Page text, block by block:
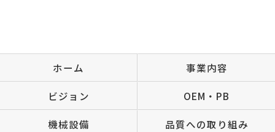
ホーム 事業内容
ビジョン OEM・PB
機械設備 品質への取り組み